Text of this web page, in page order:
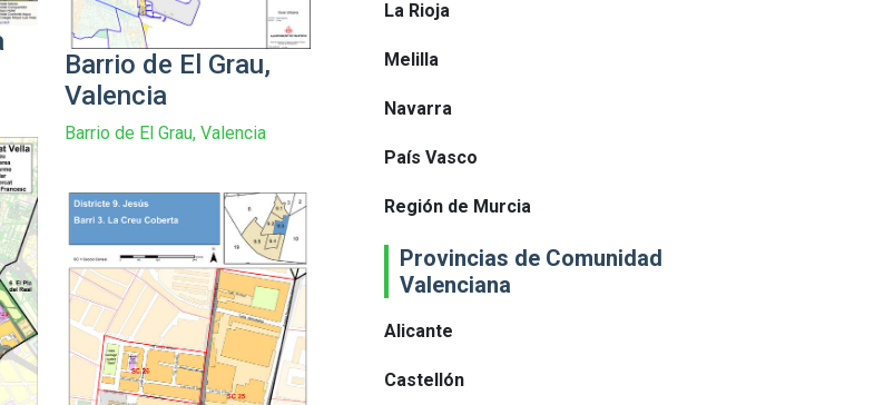
Barrio de El Grau,
Valencia
Barrio de El Grau, Valencia
La Rioja
Melilla
Navarra
País Vasco
Región de Murcia
Provincias de Comunidad
Valenciana
Alicante
Castellón